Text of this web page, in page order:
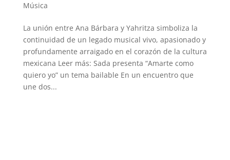
Música
La unión entre Ana Bárbara y Yahritza simboliza la
continuidad de un legado musical vivo, apasionado y
profundamente arraigado en el corazón de la cultura
mexicana Leer más: Sada presenta “Amarte como
quiero yo” un tema bailable En un encuentro que
une dos...